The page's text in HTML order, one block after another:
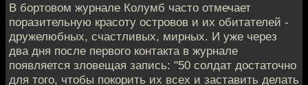
В бортовом журнале Колумб часто отмечает
поразительную красоту островов и их обитателей -
дружелюбных, счастливых, мирных. И уже через
два дня после первого контакта в журнале
появляется зловещая запись: "50 солдат достаточно
для того, чтобы покорить их всех и заставить делать